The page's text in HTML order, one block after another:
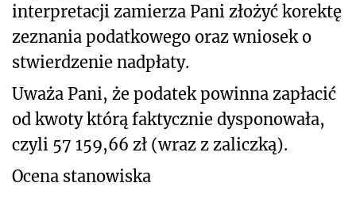
interpretacji zamierza Pani złożyć korektę
zeznania podatkowego oraz wniosek o
stwierdzenie nadpłaty.
Uważa Pani, że podatek powinna zapłacić
od kwoty którą faktycznie dysponowała,
czyli 57 159,66 zł (wraz z zaliczką).
Ocena stanowiska